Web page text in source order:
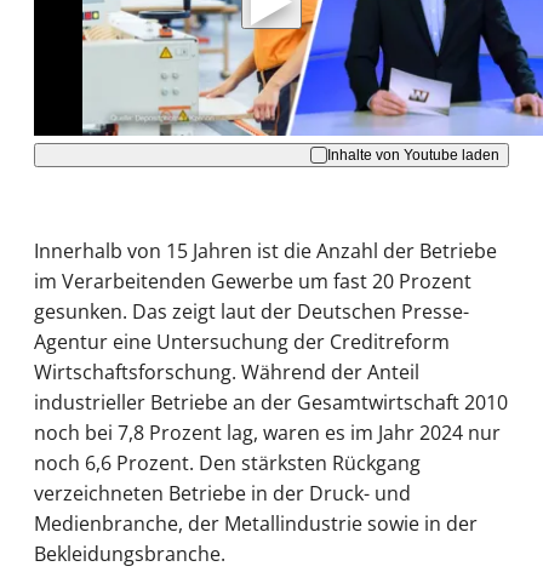
Hinweise dazu erhalten Sie in derDatenschutzerklärung
Akzeptieren
Inhalte von Youtube laden
Innerhalb von 15 Jahren ist die Anzahl der Betriebe
im Verarbeitenden Gewerbe um fast 20 Prozent
gesunken. Das zeigt laut der Deutschen Presse-
Agentur eine Untersuchung der Creditreform
Wirtschaftsforschung. Während der Anteil
industrieller Betriebe an der Gesamtwirtschaft 2010
noch bei 7,8 Prozent lag, waren es im Jahr 2024 nur
noch 6,6 Prozent. Den stärksten Rückgang
verzeichneten Betriebe in der Druck- und
Medienbranche, der Metallindustrie sowie in der
Bekleidungsbranche.